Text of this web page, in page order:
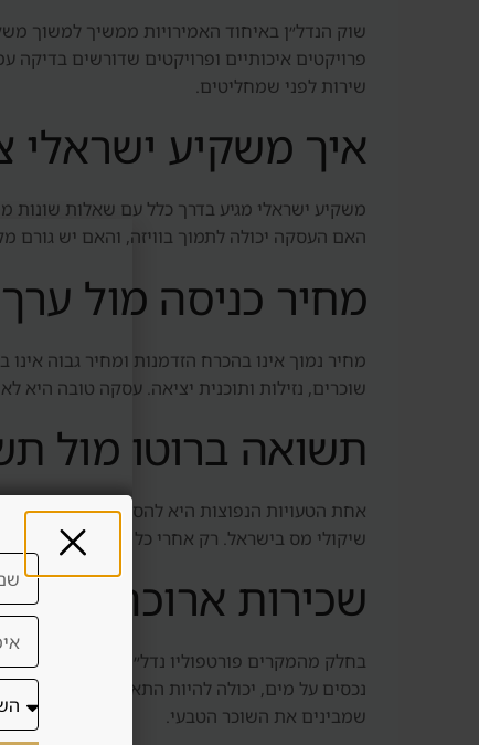
שוק הנדל״ן באיחוד האמירויות ממשיך למשוך
פרויקטים איכותיים ופרויקטים שדורשים בדיקה
שירות לפני שמחליטים.
איך משקיע ישראלי
משקיע ישראלי מגיע בדרך כלל עם שאלות
האם העסקה יכולה לתמוך בוויזה, והאם יש גורם
מחיר כניסה מול
מחיר נמוך אינו בהכרח הזדמנות ומחיר גבוה
שוכרים, נזילות ותוכנית יציאה. עסקה טובה
תשואה ברוטו מול
אחת הטעויות הנפוצות היא להסתכל על תשואה
שיקולי מס בישראל. רק אחרי כל אלה אפשר
שכירות ארוכה מול
בחלק מהמקרים פורטפוליו נדל״ן בדובאי מתאים
נכסים על מים, יכולה להיות התאמה להשכרה
שמבינים את השוכר הטבעי.